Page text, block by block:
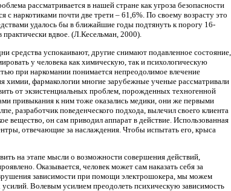
рассматривается в нашей стране как угроза безопасности
наркотиками почти две трети – 61,6%. По своему возрасту это
удалось бы в ближайшие годы подтянуть к порогу 16-
практически вдвое. (Л.Кесельман, 2000).
средства успокаивают, другие снимают подавленное состояние,
у человека как химическую, так и психологическую
при наркомании понимается непреодолимое влечение
химии, фармакологии многие зарубежные ученые рассматривали
от экзистенциальных проблем, порожденных техногенной
привыкания к ним тоже оказались медики, они же первыми
разработчик поведенческого подхода, вылечил своего клиента
вещество, он сам приводил аппарат в действие. Использованная
отвечающие за наслаждения. Чтобы испытать его, крыса
на этапе мысли о возможности совершения действий,
Оказывается, человек может сам наказать себя за
зависимости при помощи электрошокера, мы можем
Волевым усилием преодолеть психическую зависимость